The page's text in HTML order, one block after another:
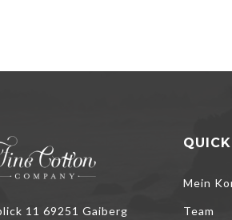
11 69251 Gaiberg
Mein
Team